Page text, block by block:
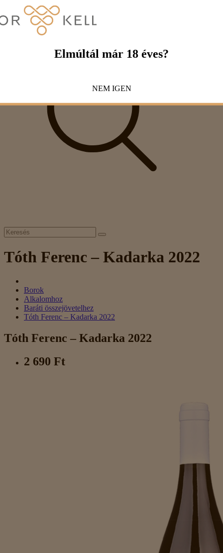
Tóth Ferenc – Kadarka 2022
Borok
Alkalomhoz
Baráti összejövetelhez
Tóth Ferenc – Kadarka 2022
Tóth Ferenc – Kadarka 2022
2 690 Ft
Elmúltál már 18 éves?
NEM IGEN